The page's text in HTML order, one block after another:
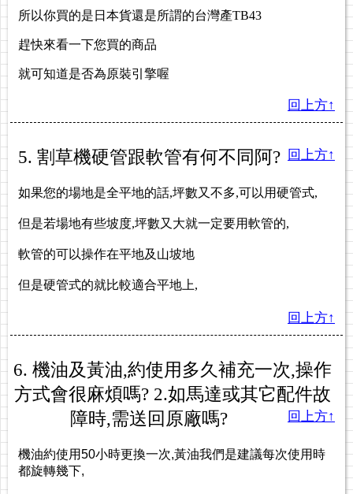
所以你買的是日本貨還是所謂的台灣產TB43
趕快來看一下您買的商品
就可知道是否為原裝引擎喔
回上方↑
5. 割草機硬管跟軟管有何不同阿? 回上方↑
如果您的場地是全平地的話,坪數又不多,可以用硬管式,
但是若場地有些坡度,坪數又大就一定要用軟管的,
軟管的可以操作在平地及山坡地
但是硬管式的就比較適合平地上,
回上方↑
6. 機油及黃油,約使用多久補充一次,操作
方式會很麻煩嗎? 2.如馬達或其它配件故
障時,需送回原廠嗎?
回上方↑
機油約使用50小時更換一次,黃油我們是建議每次使用時
都旋轉幾下,